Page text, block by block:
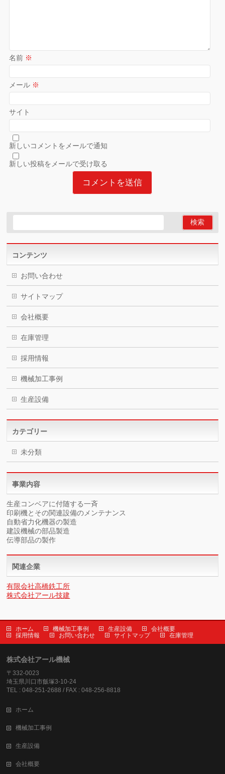
名前 ※
メール ※
サイト
新しいコメントをメールで通知
新しい投稿をメールで受け取る
コンテンツ
お問い合わせ
サイトマップ
会社概要
在庫管理
採用情報
機械加工事例
生産設備
カテゴリー
未分類
事業内容
生産コンベアに付随する一斉
印刷機とその関連設備のメンテナンス
自動省力化機器の製造
建設機械の部品製造
伝導部品の製作
関連企業
有限会社高橋鉄工所
株式会社アール技建
ホーム 機械加工事例 生産設備
会社概要
採用情報
お問い合わせ サイトマップ 在庫管理
株式会社アール機械
〒332-0023
埼玉県川口市飯塚3-10-24
TEL : 048-251-2688 / FAX : 048-256-8818
ホーム
機械加工事例
生産設備
会社概要